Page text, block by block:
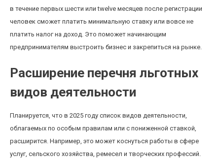
в течение первых шести или twelve месяцев после регистрации
человек сможет платить минимальную ставку или вовсе не
платить налог на доход. Это поможет начинающим
предпринимателям выстроить бизнес и закрепиться на рынке.
Расширение перечня льготных
видов деятельности
Планируется, что в 2025 году список видов деятельности,
облагаемых по особым правилам или с пониженной ставкой,
расширится. Например, это может коснуться работы в сфере
услуг, сельского хозяйства, ремесел и творческих профессий.